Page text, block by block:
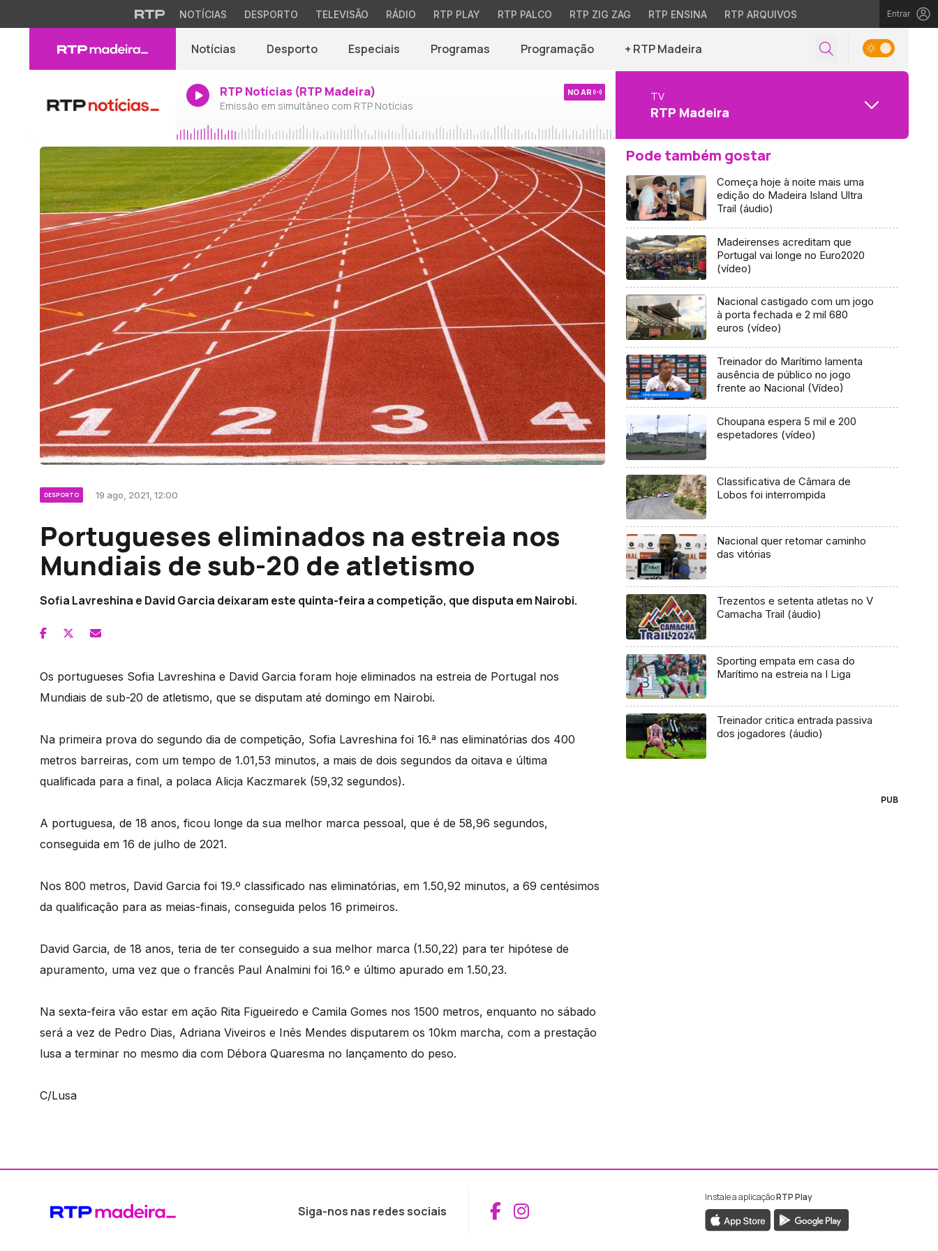
NOTÍCIAS DESPORTO TELEVISÃO RÁDIO RTP PLAY RTP PALCO RTP ZIG ZAG RTP ENSINA RTP ARQUIVOS Entrar
Notícias Desporto Especiais Programas Programação + RTP Madeira
RTP Notícias (RTP Madeira)
Emissão em simultâneo com RTP Notícias
NO AR TV
RTP Madeira
DESPORTO 19 ago, 2021, 12:00
Portugueses eliminados na estreia nos
Mundiais de sub-20 de atletismo
Sofia Lavreshina e David Garcia deixaram este quinta-feira a competição, que disputa em Nairobi.
Os portugueses Sofia Lavreshina e David Garcia foram hoje eliminados na estreia de Portugal nos
Mundiais de sub-20 de atletismo, que se disputam até domingo em Nairobi.
Na primeira prova do segundo dia de competição, Sofia Lavreshina foi 16.ª nas eliminatórias dos 400
metros barreiras, com um tempo de 1.01,53 minutos, a mais de dois segundos da oitava e última
qualificada para a final, a polaca Alicja Kaczmarek (59,32 segundos).
A portuguesa, de 18 anos, ficou longe da sua melhor marca pessoal, que é de 58,96 segundos,
conseguida em 16 de julho de 2021.
Nos 800 metros, David Garcia foi 19.º classificado nas eliminatórias, em 1.50,92 minutos, a 69 centésimos
da qualificação para as meias-finais, conseguida pelos 16 primeiros.
David Garcia, de 18 anos, teria de ter conseguido a sua melhor marca (1.50,22) para ter hipótese de
apuramento, uma vez que o francês Paul Analmini foi 16.º e último apurado em 1.50,23.
Na sexta-feira vão estar em ação Rita Figueiredo e Camila Gomes nos 1500 metros, enquanto no sábado
será a vez de Pedro Dias, Adriana Viveiros e Inês Mendes disputarem os 10km marcha, com a prestação
lusa a terminar no mesmo dia com Débora Quaresma no lançamento do peso.
C/Lusa
Pode também gostar
Começa hoje à noite mais uma
edição do Madeira Island Ultra
Trail (áudio)
Madeirenses acreditam que
Portugal vai longe no Euro2020
(vídeo)
Nacional castigado com um jogo
à porta fechada e 2 mil 680
euros (vídeo)
Treinador do Marítimo lamenta
ausência de público no jogo
frente ao Nacional (Vídeo)
Choupana espera 5 mil e 200
espetadores (vídeo)
Classificativa de Câmara de
Lobos foi interrompida
Nacional quer retomar caminho
das vitórias
Trezentos e setenta atletas no V
Camacha Trail (áudio)
Sporting empata em casa do
Marítimo na estreia na I Liga
Treinador critica entrada passiva
dos jogadores (áudio)
PUB
Siga-nos nas redes sociais Aceder ao Facebook da RTP Madeira
Aceder ao Instagram da RTP Madeira
Instale a aplicaçãoRTP Play